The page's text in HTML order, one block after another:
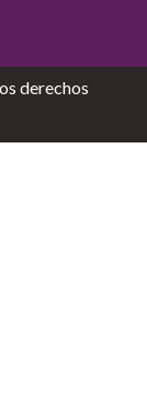
derechos